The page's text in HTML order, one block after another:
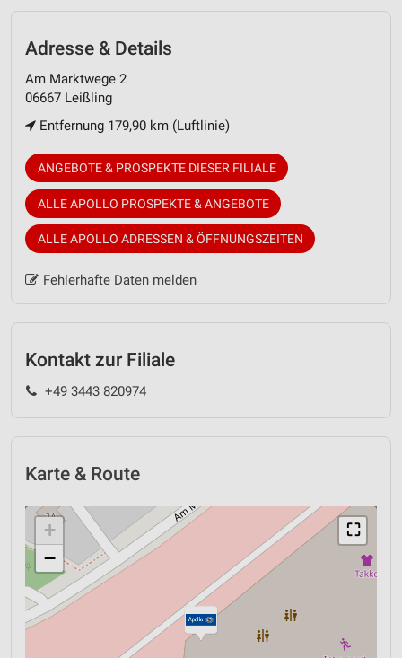
Adresse & Details
Am Marktwege 2
06667 Leißling
Entfernung 179,90 km (Luftlinie)
ANGEBOTE & PROSPEKTE DIESER FILIALE
ALLE APOLLO PROSPEKTE & ANGEBOTE
ALLE APOLLO ADRESSEN & ÖFFNUNGSZEITEN
Fehlerhafte Daten melden
Kontakt zur Filiale
+49 3443 820974
Karte & Route
⛶
+
−